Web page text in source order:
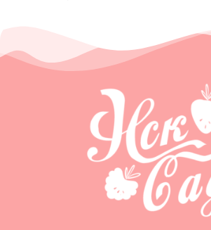
морозоустойчивости и уходу.
огородникам стоит отдать
капризным сортам, в то время
профессиональным
доступен широкий выбор для
Кроме того, ключевую роль
систематизация по группам
позволяет оптимально
каждым экземпляром и
результат в плане здоровья